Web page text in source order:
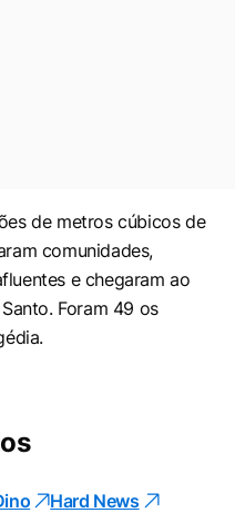
de metros cúbicos de
comunidades,
e chegaram ao
Foram 49 os
Hard News